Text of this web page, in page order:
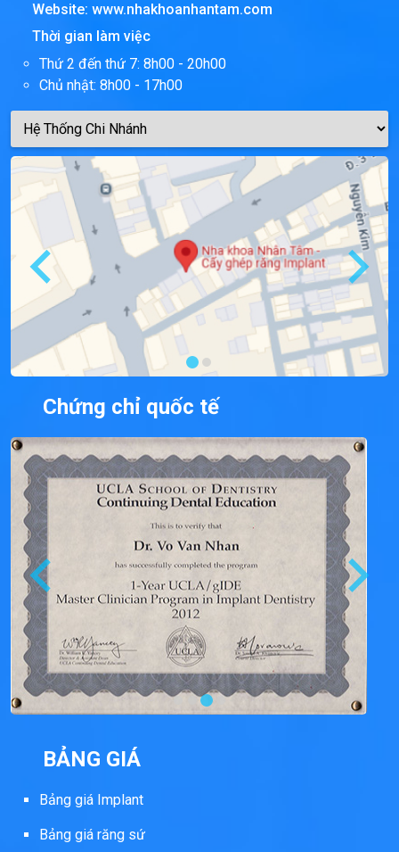
Website: www.nhakhoanhantam.com
Thời gian làm việc
Thứ 2 đến thứ 7: 8h00 - 20h00
Chủ nhật: 8h00 - 17h00
Chứng chỉ quốc tế
BẢNG GIÁ
Bảng giá Implant
Bảng giá răng sứ